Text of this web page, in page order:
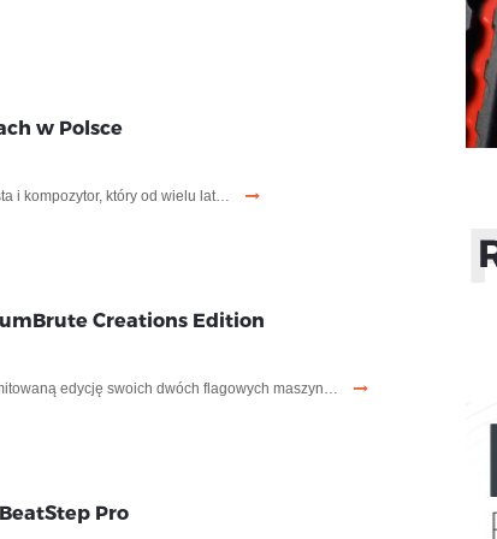
w Polsce
i kompozytor, który od wielu lat…
Creations Edition
edycję swoich dwóch flagowych maszyn…
Pro